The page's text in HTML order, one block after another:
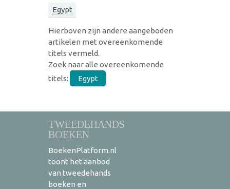
Egypt
Hierboven zijn andere aangeboden
artikelen met overeenkomende
titels vermeld.
Zoek naar alle overeenkomende
titels:
Egypt
TWEEDEHANDS
BOEKEN
BoekenPlatform.nl
toont het aanbod
van tweedehands
boeken en